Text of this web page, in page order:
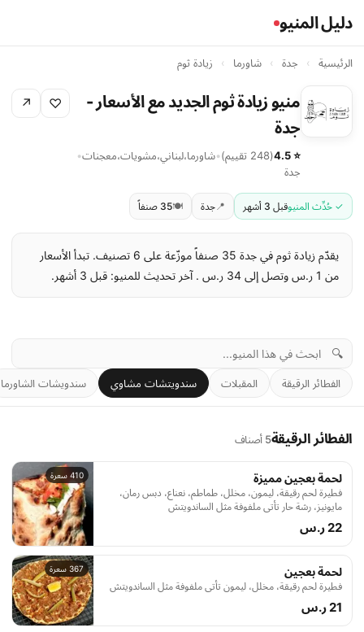
دليل المنيو
الرئيسية › جدة › شاورما › زيادة ثوم
منيو زيادة ثوم الجديد مع الأسعار -
جدة
⭐ 4.5 (248 تقييم) •شاورما،لبناني،مشويات،معجنات•
جدة
♡
↗
✓ حُدِّث المنيوقبل 3 أشهر 📍جدة 🍽️35 صنفاً
يقدّم زيادة ثوم في جدة 35 صنفاً موزّعة على 6 تصنيف. تبدأ الأسعار
من 1 ر.س وتصل إلى 34 ر.س . آخر تحديث للمنيو: قبل 3 أشهر.
🔍
الفطائر الرقيقة المقبلات سندويتشات مشاوي سندويشات الشاورما
الفطائر الرقيقة5 أصناف
410 سعرة لحمة بعجين مميزة
فطيرة لحم رقيقة، ليمون، مخلل، طماطم، نعناع، دبس رمان،
مايونيز، رشة حار تأتي ملفوفة مثل الساندويتش
22 ر.س
367 سعرة لحمة بعجين
فطيرة لحم رقيقة، مخلل، ليمون تأتي ملفوفة مثل الساندويتش
21 ر.س